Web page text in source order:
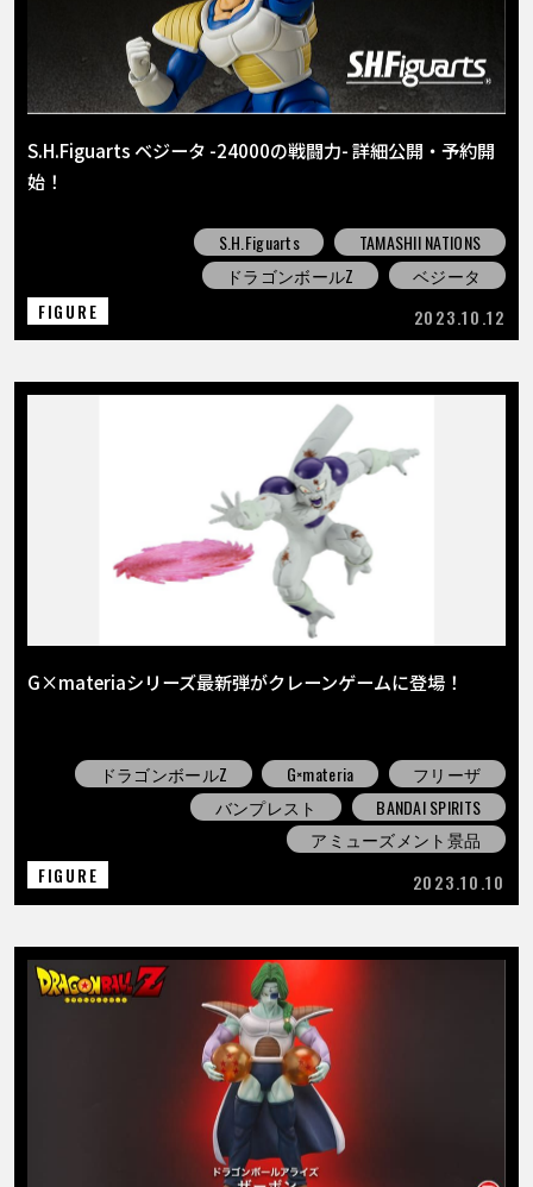
S.H.Figuarts ベジータ -24000の戦闘力- 詳細公開・予約開
始！
S.H.Figuarts
TAMASHII NATIONS
ドラゴンボールZ
ベジータ
FIGURE
2023.10.12
G×materiaシリーズ最新弾がクレーンゲームに登場！
ドラゴンボールZ G×materia
フリーザ
バンプレスト
BANDAI SPIRITS
アミューズメント景品
FIGURE
2023.10.10